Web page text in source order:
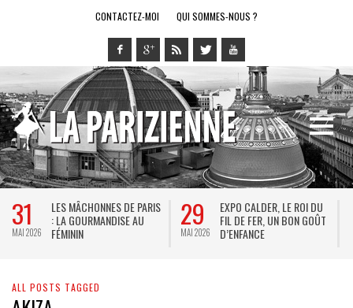
CONTACTEZ-MOI QUI SOMMES-NOUS ?
31
MAI 2026
LES MÂCHONNES DE PARIS
: LA GOURMANDISE AU
FÉMININ
29
MAI 2026
EXPO CALDER, LE ROI DU
FIL DE FER, UN BON GOÛT
D’ENFANCE
ALL POSTS TAGGED